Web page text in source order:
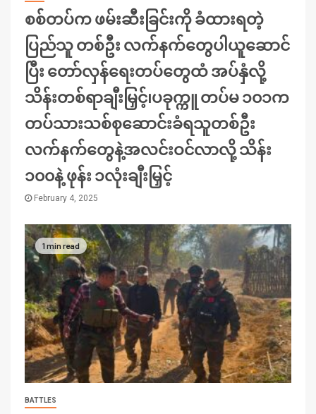
စစ်တပ်က ဖမ်းဆီးခြင်းကို ခံထားရတဲ့
ပြည်သူ တစ်ဦး လက်နက်တွေပါယူဆောင်
ပြီး တော်လှန်ရေးတပ်တွေထံ အပ်နှံလို့
သိန်းတစ်ရာချီးမြှင့်၊ပခုက္ကူ တပ်မ ၁၀၁က
တပ်သားသစ်စုဆောင်းခံရသူတစ်ဦး
လက်နက်တွေနဲ့အလင်းဝင်လာလို့ သိန်း
၁၀၀နဲ့ ဖုန်း ၁လုံးချီးမြှင့်
February 4, 2025
1 min read
BATTLES